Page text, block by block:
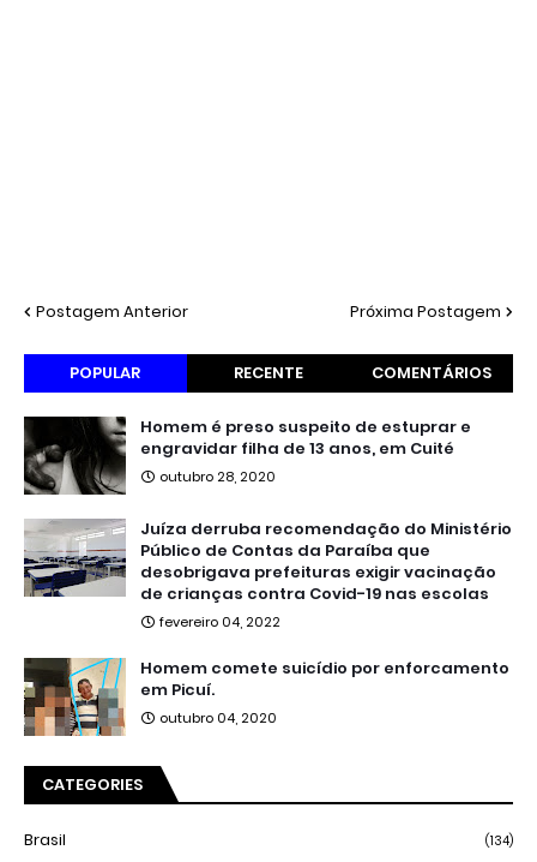
Postagem Anterior Próxima Postagem
POPULAR RECENTE COMENTÁRIOS
Homem é preso suspeito de estuprar e
engravidar filha de 13 anos, em Cuité
outubro 28, 2020
Juíza derruba recomendação do Ministério
Público de Contas da Paraíba que
desobrigava prefeituras exigir vacinação
de crianças contra Covid-19 nas escolas
fevereiro 04, 2022
Homem comete suicídio por enforcamento
em Picuí.
outubro 04, 2020
CATEGORIES
Brasil (134)